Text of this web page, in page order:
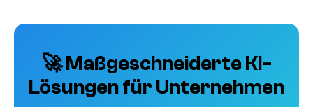
🚀 Maßgeschneiderte KI-
Lösungen für Unternehmen